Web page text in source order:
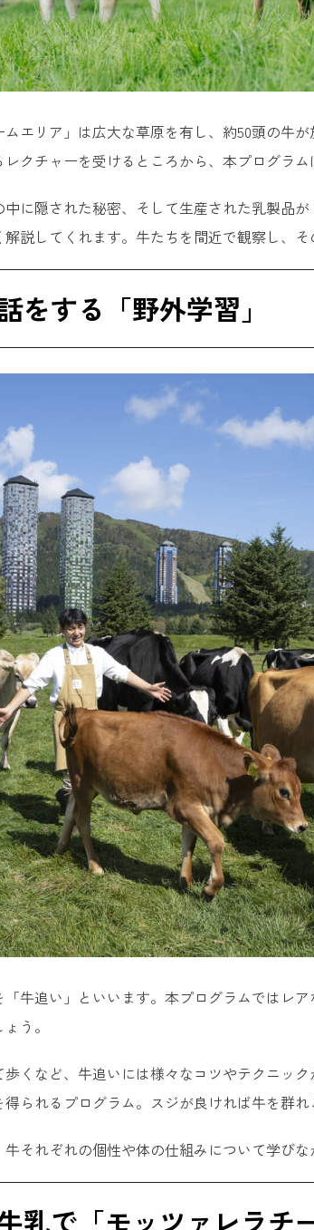
エリア」は広大な草原を有し、約50頭の牛
クチャーを受けるところから、本プログラム
に隠された秘密、そして生産された乳製品
説してくれます。牛たちを間近で観察し、
する「野外学習」
牛追い」といいます。本プログラムではレ
う。
くなど、牛追いには様々なコツやテクニッ
られるプログラム。スジが良ければ牛を群
それぞれの個性や体の仕組みについて学びな
で「モッツァレラチ